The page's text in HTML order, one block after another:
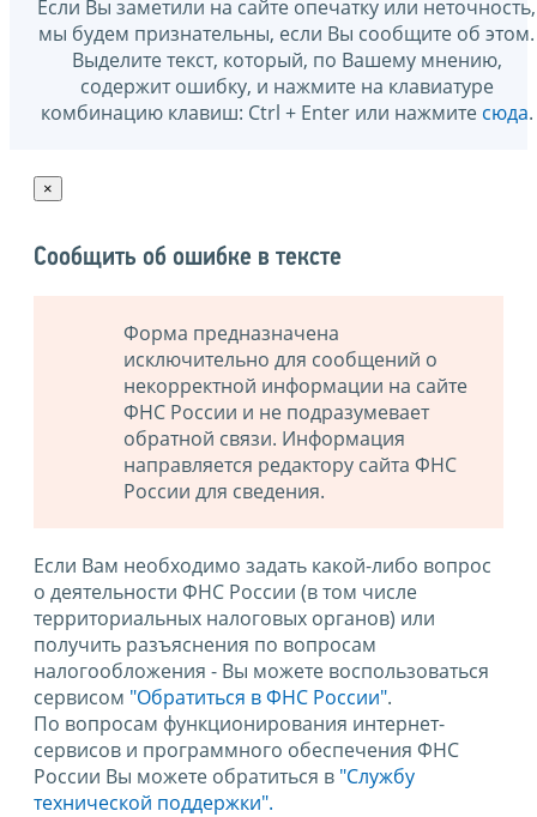
Если Вы заметили на сайте опечатку или неточность,
мы будем признательны, если Вы сообщите об этом.
Выделите текст, который, по Вашему мнению,
содержит ошибку, и нажмите на клавиатуре
комбинацию клавиш: Ctrl + Enter или нажмите сюда.
×
Сообщить об ошибке в тексте
Форма предназначена
исключительно для сообщений о
некорректной информации на сайте
ФНС России и не подразумевает
обратной связи. Информация
направляется редактору сайта ФНС
России для сведения.
Если Вам необходимо задать какой-либо вопрос
о деятельности ФНС России (в том числе
территориальных налоговых органов) или
получить разъяснения по вопросам
налогообложения - Вы можете воспользоваться
сервисом "Обратиться в ФНС России".
По вопросам функционирования интернет-
сервисов и программного обеспечения ФНС
России Вы можете обратиться в "Службу
технической поддержки".